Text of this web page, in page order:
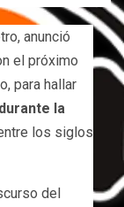
anunció
el próximo
para hallar
la
los siglos
del